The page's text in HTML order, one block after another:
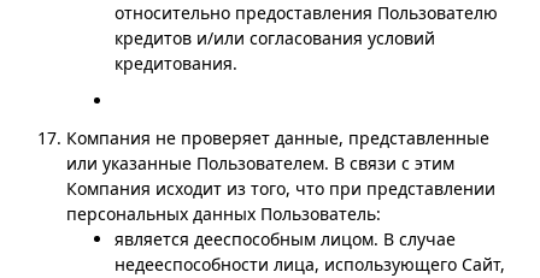
относительно предоставления Пользователю
кредитов и/или согласования условий
кредитования.
Компания не проверяет данные, представленные
или указанные Пользователем. В связи с этим
Компания исходит из того, что при представлении
персональных данных Пользователь:
является дееспособным лицом. В случае
недееспособности лица, использующего Сайт,